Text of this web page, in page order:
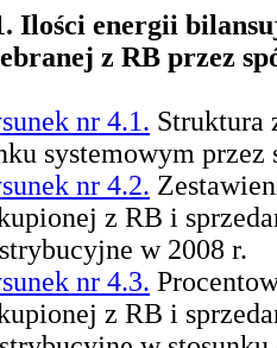
Ilości energii
z RB przez
nr 4.1. Struktura
systemowym przez
nr 4.2.
z RB i
w 2008 r.
nr 4.3.
z RB i